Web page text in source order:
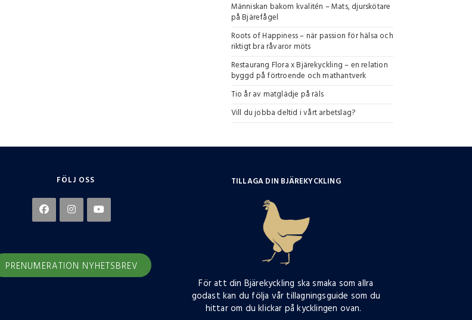
Människan bakom kvalitén – Mats, djurskötare
på Bjärefågel
Roots of Happiness – när passion för hälsa och
riktigt bra råvaror möts
Restaurang Flora x Bjärekyckling – en relation
byggd på förtroende och mathantverk
Tio år av matglädje på räls
Vill du jobba deltid i vårt arbetslag?
FÖLJ OSS
PRENUMERATION NYHETSBREV
TILLAGA DIN BJÄREKYCKLING
För att din Bjärekyckling ska smaka som allra
godast kan du följa vår tillagningsguide som du
hittar om du klickar på kycklingen ovan.